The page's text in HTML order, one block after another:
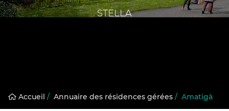
STELLA
Accueil / Annuaire des résidences gérées / Amatigà